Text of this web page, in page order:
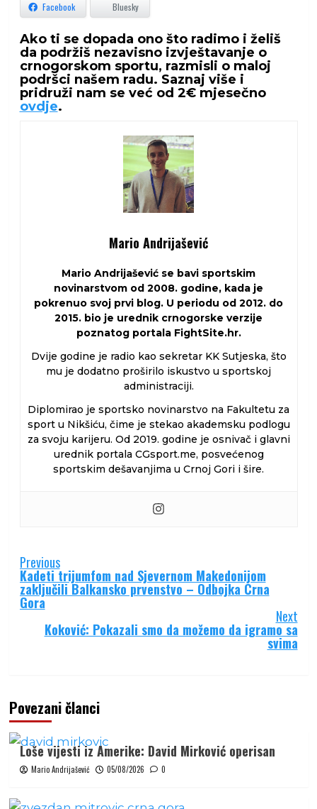
Facebook Bluesky
Ako ti se dopada ono što radimo i želiš
da podržiš nezavisno izvještavanje o
crnogorskom sportu, razmisli o maloj
podršci našem radu. Saznaj više i
pridruži nam se već od 2€ mjesečno
ovdje.
Mario Andrijašević
Mario Andrijašević se bavi sportskim
novinarstvom od 2008. godine, kada je
pokrenuo svoj prvi blog. U periodu od 2012. do
2015. bio je urednik crnogorske verzije
poznatog portala FightSite.hr.
Dvije godine je radio kao sekretar KK Sutjeska, što
mu je dodatno proširilo iskustvo u sportskoj
administraciji.
Diplomirao je sportsko novinarstvo na Fakultetu za
sport u Nikšiću, čime je stekao akademsku podlogu
za svoju karijeru. Od 2019. godine je osnivač i glavni
urednik portala CGsport.me, posvećenog
sportskim dešavanjima u Crnoj Gori i šire.
Continue
Reading
Previous
Kadeti trijumfom nad Sjevernom Makedonijom
zaključili Balkansko prvenstvo – Odbojka Crna
Gora
Next
Koković: Pokazali smo da možemo da igramo sa
svima
Povezani članci
Loše vijesti iz Amerike: David Mirković operisan
Mario Andrijašević 05/08/2026 0